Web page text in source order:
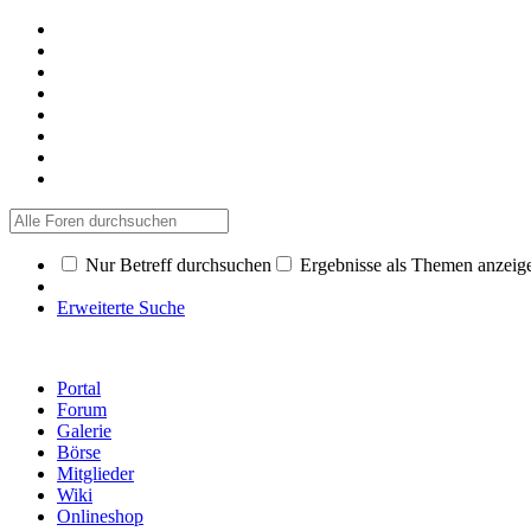
Nur Betreff durchsuchen Ergebnisse als Themen
Erweiterte Suche
Portal
Forum
Galerie
Börse
Mitglieder
Wiki
Onlineshop